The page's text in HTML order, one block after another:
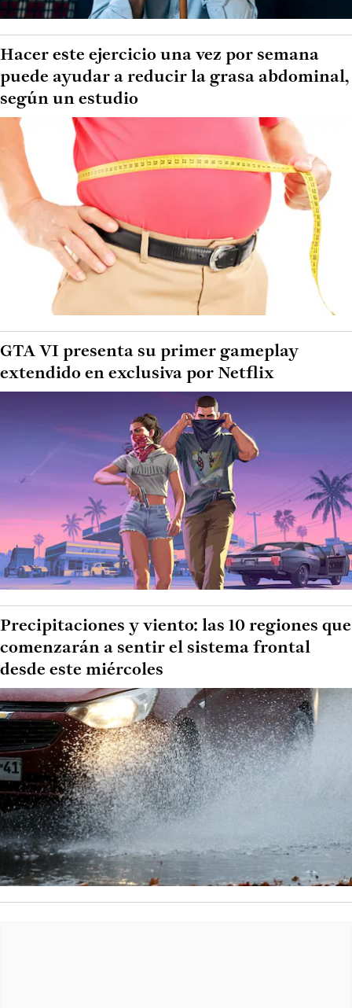
Hacer este ejercicio una vez por semana
puede ayudar a reducir la grasa abdominal,
según un estudio
GTA VI presenta su primer gameplay
extendido en exclusiva por Netflix
Precipitaciones y viento: las 10 regiones que
comenzarán a sentir el sistema frontal
desde este miércoles